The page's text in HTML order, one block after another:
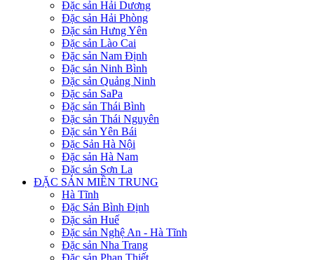
Đặc sản Hải Dương
Đặc sản Hải Phòng
Đặc sản Hưng Yên
Đặc sản Lào Cai
Đặc sản Nam Định
Đặc sản Ninh Bình
Đặc sản Quảng Ninh
Đặc sản SaPa
Đặc sản Thái Bình
Đặc sản Thái Nguyên
Đặc sản Yên Bái
Đặc Sản Hà Nội
Đặc sản Hà Nam
Đặc sản Sơn La
ĐẶC SẢN MIỀN TRUNG
Hà Tĩnh
Đặc Sản Bình Định
Đặc sản Huế
Đặc sản Nghệ An - Hà Tĩnh
Đặc sản Nha Trang
Đặc sản Phan Thiết